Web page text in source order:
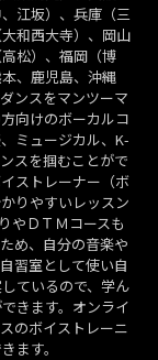
江坂）、兵庫（三
和西大寺）、岡山
松）、福岡（博
、鹿児島、沖縄
ンスをマンツーマ
向けのボーカルコ
ミュージカル、K-
スを掴むことがで
ストレーナー（ボ
りやすいレッスン
やＤＴＭコースも
め、自分の音楽や
習室として使い自
ているので、学ん
きます。オンライ
のボイストレーニ
ます。